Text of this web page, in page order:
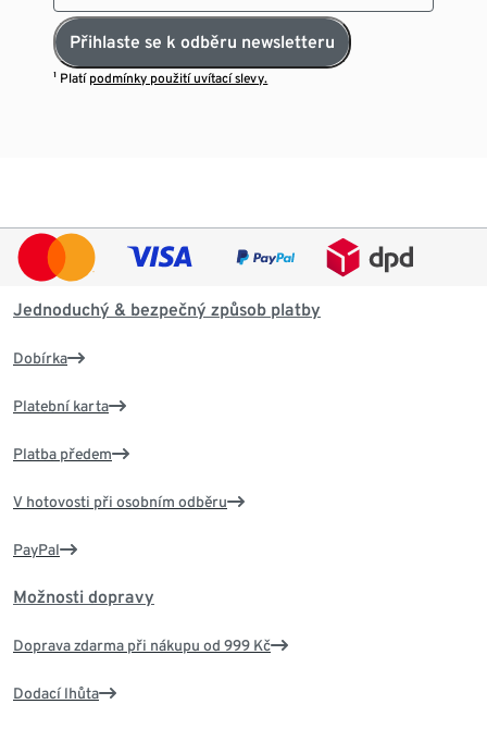
Přihlaste se k odběru newsletteru
¹ Platí podmínky použití uvítací slevy.
Jednoduchý & bezpečný způsob platby
Dobírka
Platební karta
Platba předem
V hotovosti při osobním odběru
PayPal
Možnosti dopravy
Doprava zdarma při nákupu od 999 Kč
Dodací lhůta